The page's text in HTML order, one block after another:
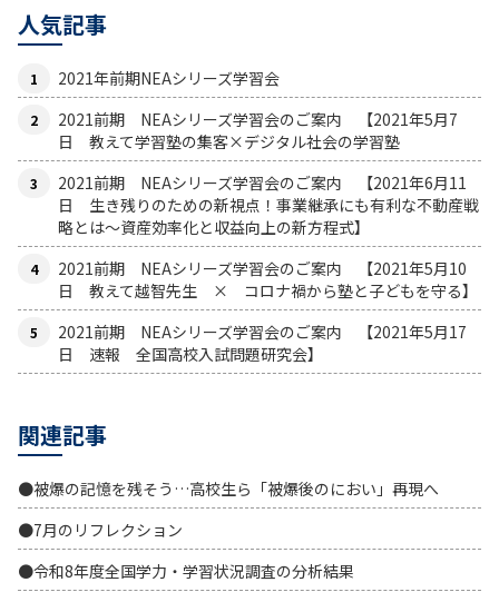
人気記事
2021年前期NEAシリーズ学習会
2021前期 NEAシリーズ学習会のご案内 【2021年5月7
日 教えて学習塾の集客×デジタル社会の学習塾
2021前期 NEAシリーズ学習会のご案内 【2021年6月11
日 生き残りのための新視点！事業継承にも有利な不動産戦
略とは〜資産効率化と収益向上の新方程式】
2021前期 NEAシリーズ学習会のご案内 【2021年5月10
日 教えて越智先生 × コロナ禍から塾と子どもを守る】
2021前期 NEAシリーズ学習会のご案内 【2021年5月17
日 速報 全国高校入試問題研究会】
関連記事
●被爆の記憶を残そう…高校生ら「被爆後のにおい」再現へ
●7月のリフレクション
●令和8年度全国学力・学習状況調査の分析結果